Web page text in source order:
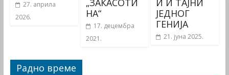
27. априла
2026.
„ЗАКАСОТИ
НА“
17. децембра
2021.
И И ТАЈНИ
ЈЕДНОГ
ГЕНИЈА
21. јуна 2025.
Радно време